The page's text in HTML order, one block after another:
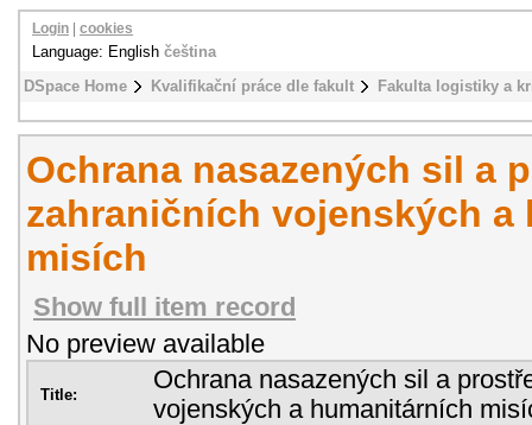
DSpace Home Kvalifikační práce dle fakult Fakulta logistiky a
Login cookies
Language: English čeština
Ochrana nasazených sil a
zahraničních vojenských a
misích
Show full item record
No preview available
Title:
Ochrana nasazených sil a
vojenských a humanitárních